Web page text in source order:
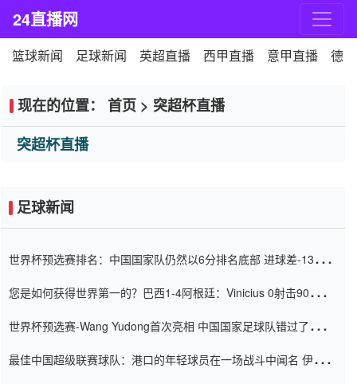
24直播网
篮球新闻 足球新闻 英超直播 西甲直播 意甲直播 德
现在的位置： 首页 > 突超杯直播
突超杯直播
足球新闻
世界杯预选赛排名：中国国家队仍然以6分排名底部 进球差-13令人
您是如何获得世界第一的？巴西1-4阿根廷：Vinicius 0射击90分钟
世界杯预选赛-Wang Yudong首次亮相 中国国家足球队错过了世界
最佳中国超级联赛球队：港口的年轻球员在一场战斗中闻名 伊万放